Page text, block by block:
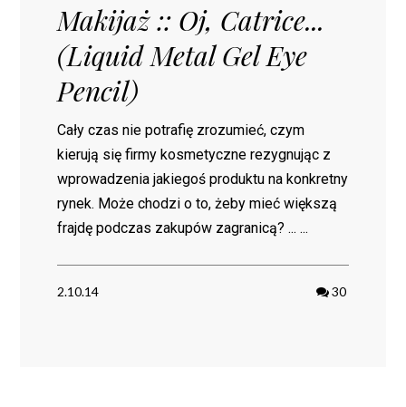
Makijaż :: Oj, Catrice...
(Liquid Metal Gel Eye
Pencil)
Cały czas nie potrafię zrozumieć, czym
kierują się firmy kosmetyczne rezygnując z
wprowadzenia jakiegoś produktu na konkretny
rynek. Może chodzi o to, żeby mieć większą
frajdę podczas zakupów zagranicą? ... ...
2.10.14 30